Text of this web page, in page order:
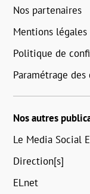
Nos partenaires
Mentions légales
Politique de
Paramétrage des
Nos autres
Le Media Social
Direction[s]
ELnet